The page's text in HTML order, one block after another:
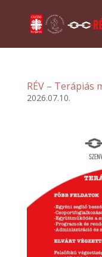
RÉV – Terápiás
2026.07.10.